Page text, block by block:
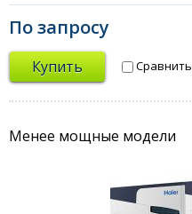
По запросу
Купить Сравнить
Менее мощные модели